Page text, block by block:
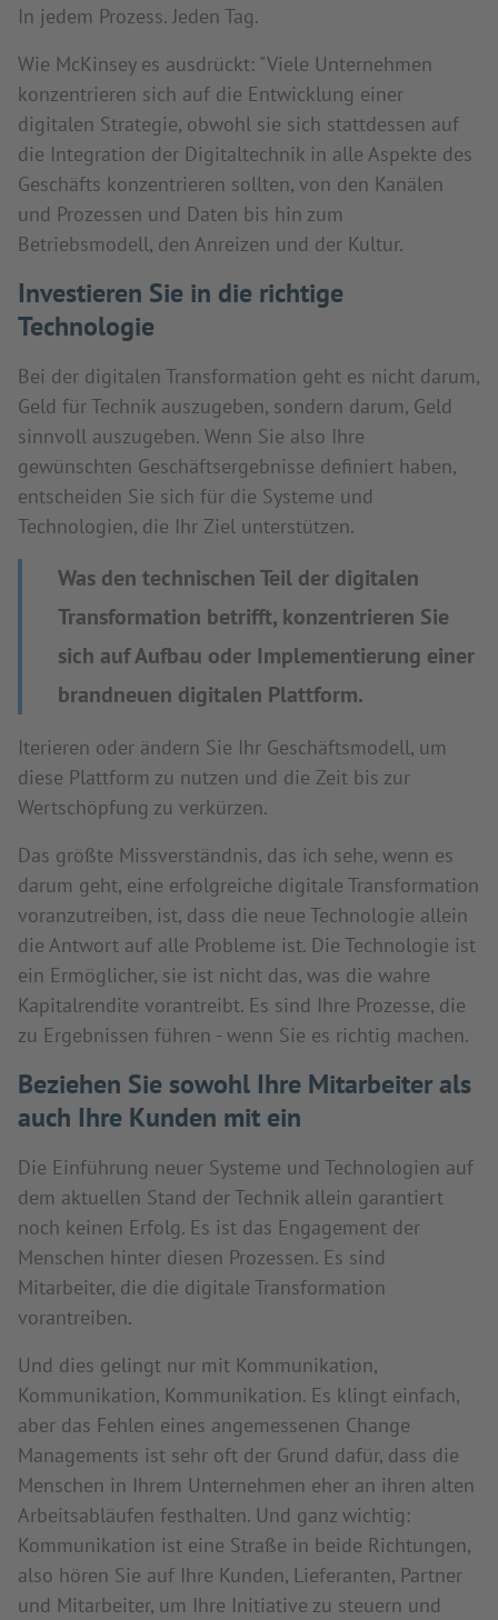
In jedem Prozess. Jeden Tag.
Wie McKinsey es ausdrückt: "Viele Unternehmen
konzentrieren sich auf die Entwicklung einer
digitalen Strategie, obwohl sie sich stattdessen auf
die Integration der Digitaltechnik in alle Aspekte des
Geschäfts konzentrieren sollten, von den Kanälen
und Prozessen und Daten bis hin zum
Betriebsmodell, den Anreizen und der Kultur.
Investieren Sie in die richtige
Technologie
Bei der digitalen Transformation geht es nicht darum,
Geld für Technik auszugeben, sondern darum, Geld
sinnvoll auszugeben. Wenn Sie also Ihre
gewünschten Geschäftsergebnisse definiert haben,
entscheiden Sie sich für die Systeme und
Technologien, die Ihr Ziel unterstützen.
Was den technischen Teil der digitalen
Transformation betrifft, konzentrieren Sie
sich auf Aufbau oder Implementierung einer
brandneuen digitalen Plattform.
Iterieren oder ändern Sie Ihr Geschäftsmodell, um
diese Plattform zu nutzen und die Zeit bis zur
Wertschöpfung zu verkürzen.
Das größte Missverständnis, das ich sehe, wenn es
darum geht, eine erfolgreiche digitale Transformation
voranzutreiben, ist, dass die neue Technologie allein
die Antwort auf alle Probleme ist. Die Technologie ist
ein Ermöglicher, sie ist nicht das, was die wahre
Kapitalrendite vorantreibt. Es sind Ihre Prozesse, die
zu Ergebnissen führen - wenn Sie es richtig machen.
Beziehen Sie sowohl Ihre Mitarbeiter als
auch Ihre Kunden mit ein
Die Einführung neuer Systeme und Technologien auf
dem aktuellen Stand der Technik allein garantiert
noch keinen Erfolg. Es ist das Engagement der
Menschen hinter diesen Prozessen. Es sind
Mitarbeiter, die die digitale Transformation
vorantreiben.
Und dies gelingt nur mit Kommunikation,
Kommunikation, Kommunikation. Es klingt einfach,
aber das Fehlen eines angemessenen Change
Managements ist sehr oft der Grund dafür, dass die
Menschen in Ihrem Unternehmen eher an ihren alten
Arbeitsabläufen festhalten. Und ganz wichtig:
Kommunikation ist eine Straße in beide Richtungen,
also hören Sie auf Ihre Kunden, Lieferanten, Partner
und Mitarbeiter, um Ihre Initiative zu steuern und